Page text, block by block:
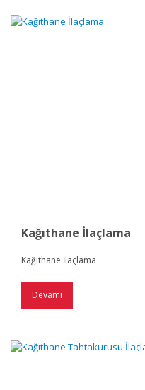
Kağıthane İlaçlama
Kağıthane İlaçlama
Devamı